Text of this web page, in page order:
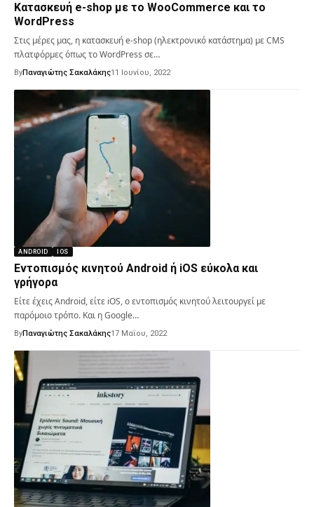
Κατασκευή e-shop με το WooCommerce και το
WordPress
Στις μέρες μας, η κατασκευή e-shop (ηλεκτρονικό κατάστημα) με CMS
πλατφόρμες όπως το WordPress σε…
ByΠαναγιώτης Σακαλάκης11 Ιουνίου, 2022
ANDROID IOS
Εντοπισμός κινητού Android ή iOS εύκολα και
γρήγορα
Είτε έχεις Android, είτε iOS, ο εντοπισμός κινητού λειτουργεί με
παρόμοιο τρόπο. Και η Google…
ByΠαναγιώτης Σακαλάκης17 Μαΐου, 2022